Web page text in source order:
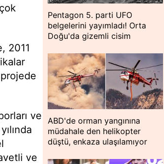
2011
ve
ve
Pentagon 5. parti UFO
belgelerini yayımladı! Orta
Doğu'da gizemli cisim
ABD'de orman yangınına
müdahale den helikopter
düştü, enkaza ulaşılamıyor